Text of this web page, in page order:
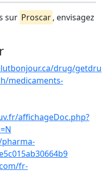
sur Proscar, envisagez
drug/
medicaments-
affichageDoc.php?
fr-